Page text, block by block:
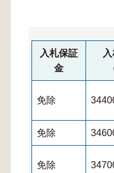
入札保証
金
免除
免除
免除